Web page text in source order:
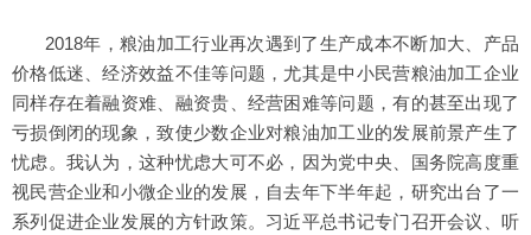
2018年，粮油加工行业再次遇到了生产成本不断加大、产品
价格低迷、经济效益不佳等问题，尤其是中小民营粮油加工企业
同样存在着融资难、融资贵、经营困难等问题，有的甚至出现了
亏损倒闭的现象，致使少数企业对粮油加工业的发展前景产生了
忧虑。我认为，这种忧虑大可不必，因为党中央、国务院高度重
视民营企业和小微企业的发展，自去年下半年起，研究出台了一
系列促进企业发展的方针政策。习近平总书记专门召开会议、听